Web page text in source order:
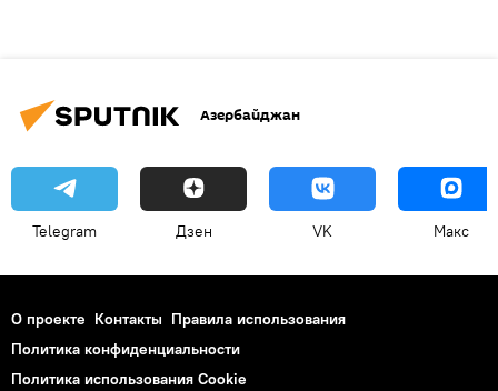
Азербайджан
Telegram Дзен VK Макс
О проекте Контакты Правила использования
Политика конфиденциальности
Политика использования Cookie